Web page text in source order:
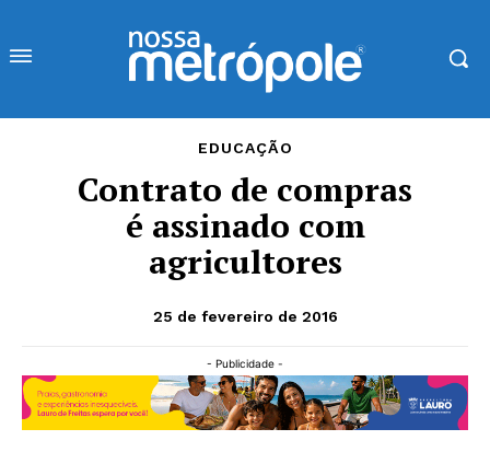
EDUCAÇÃO
Contrato de compras
é assinado com
agricultores
25 de fevereiro de 2016
- Publicidade -